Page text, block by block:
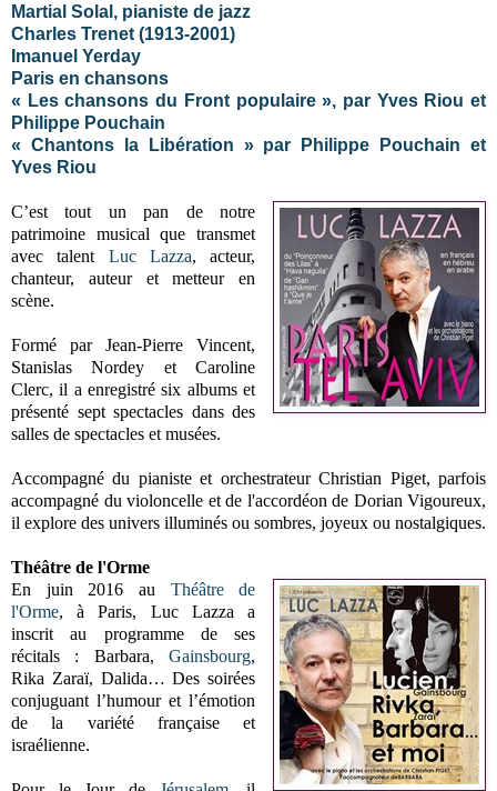
Martial Solal, pianiste de jazz
Charles Trenet (1913-2001)
Imanuel Yerday
Paris en chansons
« Les chansons du Front populaire », par Yves Riou et
Philippe Pouchain
« Chantons la Libération » par Philippe Pouchain et
Yves Riou
C’est tout un pan de notre
patrimoine musical que transmet
avec talent Luc Lazza, acteur,
chanteur, auteur et metteur en
scène.
Formé par Jean-Pierre Vincent,
Stanislas Nordey et Caroline
Clerc, il a enregistré six albums et
présenté sept spectacles dans des
salles de spectacles et musées.
Accompagné du pianiste et orchestrateur Christian Piget, parfois
accompagné du violoncelle et de l'accordéon de Dorian Vigoureux,
il explore des univers illuminés ou sombres, joyeux ou nostalgiques.
Théâtre de l'Orme
En juin 2016 au Théâtre de
l'Orme, à Paris, Luc Lazza a
inscrit au programme de ses
récitals : Barbara,Gainsbourg,
Rika Zaraï, Dalida… Des soirées
conjuguant l’humour et l’émotion
de la variété française et
israélienne.